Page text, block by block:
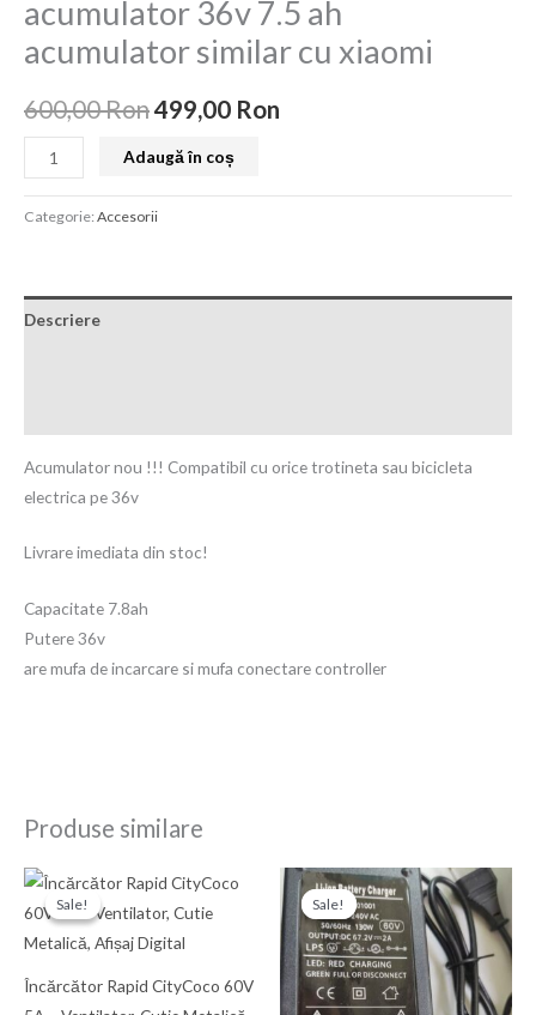
acumulator 36v 7.5 ah
acumulator similar cu xiaomi
600,00Ron
600,00 Ron.
499,00 Ron
36v
7.5
acumulator
similar
cu
Adaugă în coș
Categorie:Accesorii
Descriere
Acumulator nou !!! Compatibil cu orice trotineta sau bicicleta
electrica pe 36v
Livrare imediata din stoc!
Capacitate 7.8ah
Putere 36v
are mufa de incarcare si mufa conectare controller
Produse similare
Sale!
Sale!
Încărcător Rapid CityCoco 60V
Prețul
inițial
a
fost:
350,00 Ron.
Prețul
curent
este:
300,00 Ron.
Sale!
Sale!
Prețul
inițial
a
fost:
210,00 Ron.
Prețul
curent
este:
180,00 Ron.